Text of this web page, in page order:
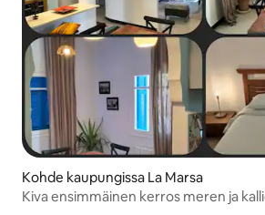
Kohde kaupungissa La Marsa
Kiva ensimmäinen kerros meren ja